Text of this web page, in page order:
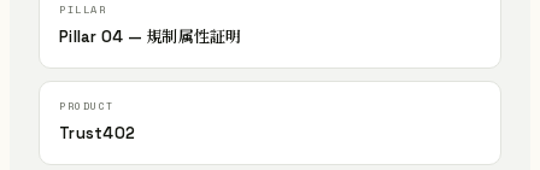
Pillar 04 — 規制属性証明
Trust402